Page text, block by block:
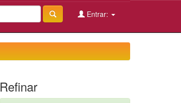
Entrar:
Refinar